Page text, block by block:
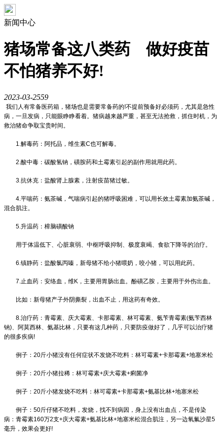
新闻中心
猪场常备这八类药 做好疫苗
不怕猪养不好!
2023-03-2559
我们人有常备医药箱，猪场也是需要常备药的!不提前预备好必须药，尤其是急性
病，一旦发病，只能眼睁睁看着。猪病越来越严重，甚至无法抢救，抓住时机，为
救治猪命争取宝贵时间。
1.解毒药：阿托品，维生素C也可解毒。
2.酸中毒：碳酸氢钠，磺胺药和土霉素引起的副作用就用此药。
3.抗休克：盐酸肾上腺素，注射疫苗猪过敏。
4.平喘药：氨茶碱，气喘病引起的猪呼吸困难，可以用长效土霉素加氨茶碱，
混合肌注。
5.升温药：樟脑磺酸钠
用于体温低下、心脏衰弱、中枢呼吸抑制、极度衰竭、食欲下降等的治疗。
6.镇静药：盐酸氯丙嗪，新母猪不给小猪喂奶，咬小猪，可以用此药。
7.止血药：安络血，维K，主要用胃肠出血。酚磺乙胺，主要用于外伤出血。
比如：新母猪产子外阴撕裂，出血不止，用这药有奇效。
8.治疗药：青霉素、庆大霉素、卡那霉素、林可霉素、氨苄青霉素(氨苄西林
钠)、阿莫西林、氨基比林，只要有这几种药，只要防疫做好了，几乎可以治疗猪
的很多疾病!
例子：20斤小猪没有任何症状不发烧不吃料：林可霉素+卡那霉素+地塞米松
例子：20斤小猪拉稀：林可霉素+庆大霉素+痢菌净
例子：20斤小猪发烧不吃料：林可霉素+卡那霉素+氨基比林+地塞米松
例子：50斤仔猪不吃料，发烧，找不到病因，身上没有出血点，不是传染
病：青霉素160万2支+庆大霉素+氨基比林+地塞米松混合肌注，另一边氧氟沙星5
毫升，效果会更好!